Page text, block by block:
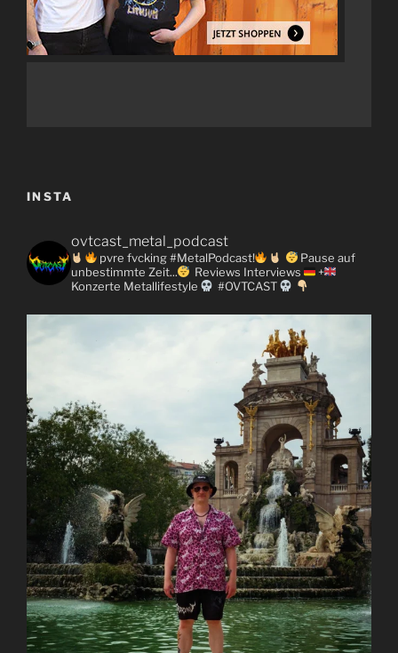
INSTA
ovtcast_metal_podcast
pvre fvcking #MetalPodcast!
Pause auf
unbestimmte Zeit...
Reviews Interviews
+
Konzerte Metallifestyle #OVTCAST